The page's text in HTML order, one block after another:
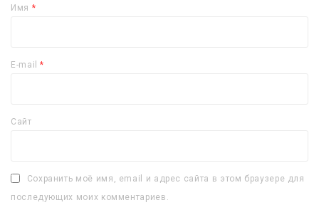
Имя *
E-mail*
Сайт
Сохранить моё имя, email и адрес сайта в этом браузере для
последующих моих комментариев.